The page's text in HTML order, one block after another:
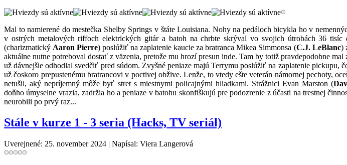
Mal to namierené do mestečka Shelby Springs v štáte Louisiana. Nohy na pedáloch bicykla ho v
v ostrých metalových riffoch elektrických gitár a batoh na chrbte skrýval vo svojich útrobách 36
(charizmatický Aaron Pierre) poslúžiť na zaplatenie kaucie za bratranca Mikea Simmonsa (C.J. LeBlanc)
aktuálne nutne potreboval dostať z väzenia, pretože mu hrozí presun inde. Tam by totiž pravdepodobne
už dávnejšie odhodlal svedčiť pred súdom. Zvyšné peniaze majú Terrymu poslúžiť na zaplatenie pickupu,
už čoskoro prepustenému bratrancovi v poctivej obžive. Lenže, to vtedy ešte veterán námornej pechoty,
netušil, aký nepríjemný môže byť stret s miestnymi policajnými hliadkami. Strážnici Evan Marston (
doňho úmyselne vrazia, zadržia ho a peniaze v batohu skonfiškujú pre podozrenie z účasti na trestnej
neurobili po prvý raz...
Stále v kurze 1 - 3 seria (Hacks, TV seriál)
Uverejnené: 25. november 2024 | Napísal: Viera Langerová